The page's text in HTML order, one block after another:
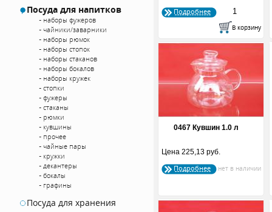
Посуда для напитков
наборы фужеров
чайники/заварники
наборы рюмок
наборы стопок
наборы стаканов
наборы бокалов
наборы кружек
стопки
фужеры
стаканы
рюмки
кувшины
прочее
чайные пары
кружки
декантеры
бокалы
графины
Посуда для хранения
Подробнее
0467 Кувшин 1.0 л
Цена 225,13 руб.
Подробнее